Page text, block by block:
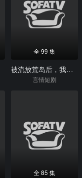
全 99 集
被流放荒岛后，我建起了大靖第一海军
言情短剧
全 85 集